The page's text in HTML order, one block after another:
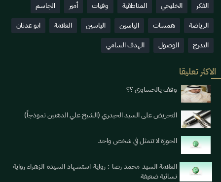
الفكر الخليجي المناطقية وفيات أمير
الجاسم
الرياضة
همسات الياسين الياسين العلامة
ابو عدنان
التدرج
الوصول الهدف السامي
الاكثر تعليقا
وقف يالحساوي ؟؟
التحريض على السيد الحيدري (الشيخ علي الدهنين نموذجاً)
الحوزة لا تتمثل في شخص واحد
العلامة السيد محمد رضا : رواية استشهاد السيدة الزهراء رواية
نسائية ضعيفة